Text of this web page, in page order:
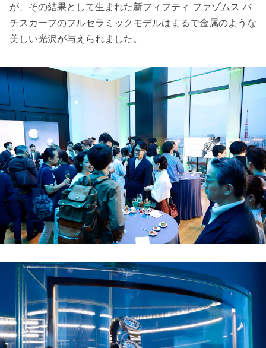
が、その結果として生まれた新フィフティ ファゾムス バ
チスカーフのフルセラミックモデルはまるで金属のような
美しい光沢が与えられました。